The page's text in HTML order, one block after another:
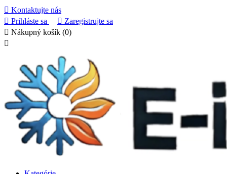
 Kontaktujte nás
 Prihláste sa  Zaregistrujte sa
 Nákupný košík (0)
